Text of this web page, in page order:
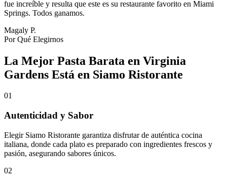
fue increíble y resulta que este es su restaurante favorito en Miami
Springs. Todos ganamos.
Magaly P.
Por Qué Elegirnos
La Mejor Pasta Barata en Virginia
Gardens Está en Siamo Ristorante
01
Autenticidad y Sabor
Elegir Siamo Ristorante garantiza disfrutar de auténtica cocina
italiana, donde cada plato es preparado con ingredientes frescos y
pasión, asegurando sabores únicos.
02